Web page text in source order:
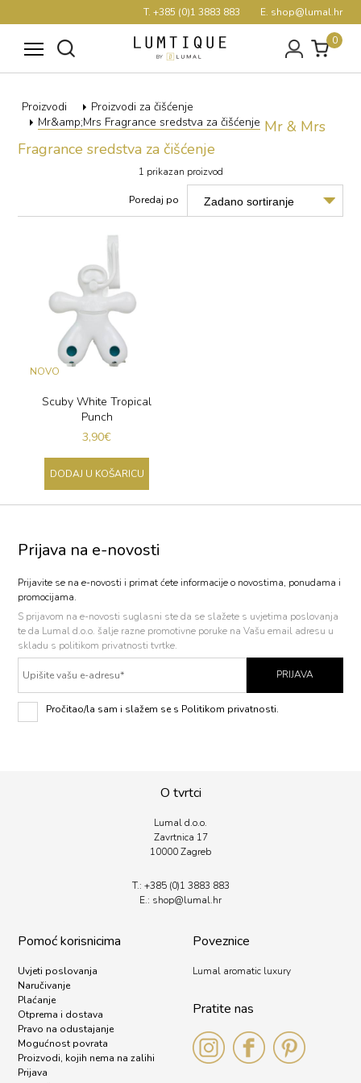
T. +385 (0)1 3883 883 E. shop@lumal.hr
0
Proizvodi
Proizvodi za čišćenje
Mr&amp;Mrs Fragrance sredstva za čišćenje Mr & Mrs
Fragrance sredstva za čišćenje
1 prikazan proizvod
Poredaj po
Scuby White Tropical
Punch
3,90€
DODAJ U KOŠARICU
Prijava na e-novosti
Prijavite se na e-novosti i primat ćete informacije o novostima, ponudama i
promocijama.
S prijavom na e-novosti suglasni ste da se slažete s uvjetima poslovanja
te da Lumal d.o.o. šalje razne promotivne poruke na Vašu email adresu u
skladu s politikom privatnosti tvrtke.
PRIJAVA
Pročitao/la sam i slažem se s Politikom privatnosti.
O tvrtci
Lumal d.o.o.
Zavrtnica 17
10000 Zagreb
T.: +385 (0)1 3883 883
E.: shop@lumal.hr
Pomoć korisnicima
Uvjeti poslovanja
Naručivanje
Plaćanje
Otprema i dostava
Pravo na odustajanje
Mogućnost povrata
Proizvodi, kojih nema na zalihi
Prijava
Poveznice
Lumal aromatic luxury
Pratite nas